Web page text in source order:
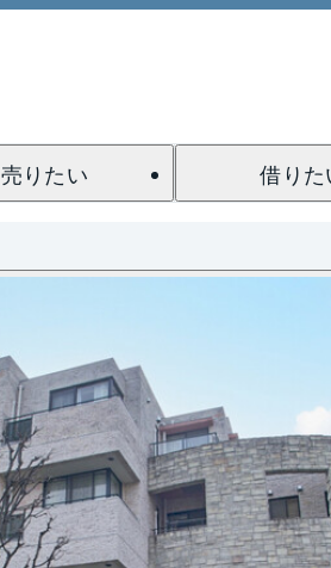
売りたい 借りた